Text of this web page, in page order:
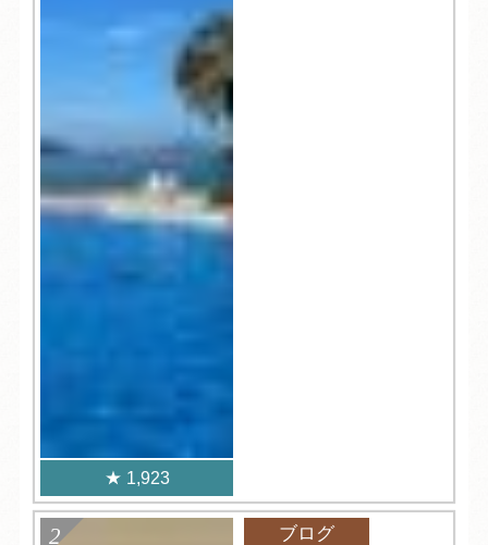
1,923
ブログ